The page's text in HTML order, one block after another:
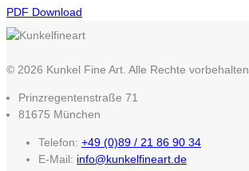
PDF Download
© 2026 Kunkel Fine Art. Alle Rechte vorbehalten.
Prinzregentenstraße 71
81675 München
Telefon: +49 (0)89 / 21 86 90 34
E-Mail: info@kunkelfineart.de